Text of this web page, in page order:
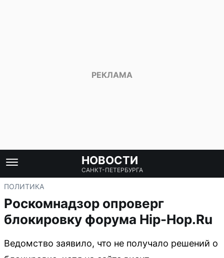
НОВОСТИ
САНКТ-ПЕТЕРБУРГА
ПОЛИТИКА
Роскомнадзор опроверг
блокировку форума Hip-Hop.Ru
Ведомство заявило, что не получало решений о